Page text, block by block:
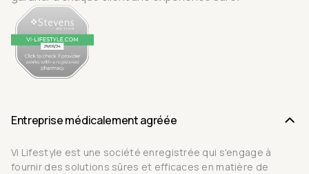
Entreprise médicalement agréée
Vi Lifestyle est une société enregistrée qui s'engage à
fournir des solutions sûres et efficaces en matière de